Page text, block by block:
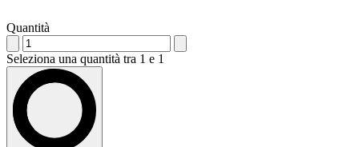
Quantità
Seleziona una quantità tra 1 e 1